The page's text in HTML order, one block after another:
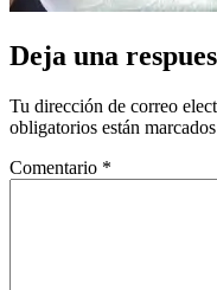
Deja una
Tu dirección de correo
obligatorios están
Comentario *